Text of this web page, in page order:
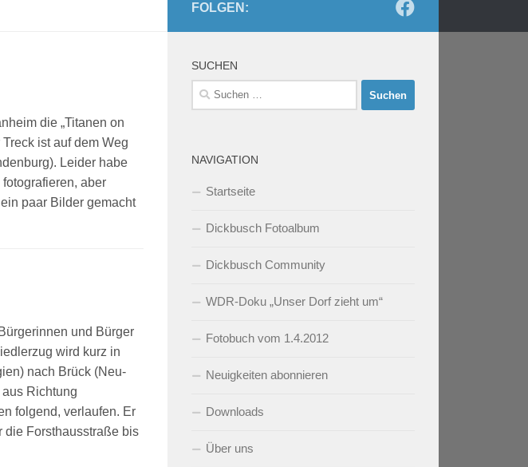
die „Titanen on
ist auf dem Weg
Leider habe
aber
paar Bilder gemacht
und Bürger
wird kurz in
nach Brück (Neu-
Richtung
folgend, verlaufen. Er
die Forsthausstraße bis
FOLGEN:
SUCHEN
Suchen
nach:
NAVIGATION
Startseite
Dickbusch Fotoalbum
Dickbusch Community
WDR-Doku „Unser Dorf zieht um“
Fotobuch vom 1.4.2012
Neuigkeiten abonnieren
Downloads
Über uns